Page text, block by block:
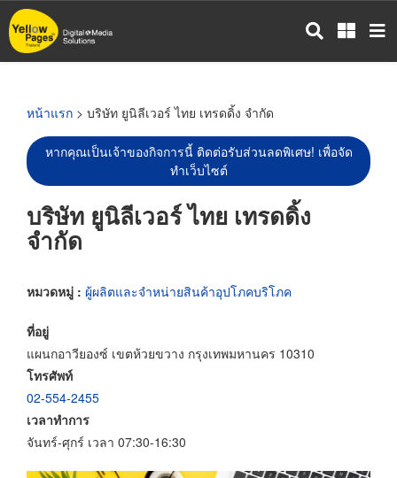
ข้าม
ไป
หน้าแรก > บริษัท ยูนิลีเวอร์ ไทย เทรดดิ้ง จำกัด
หากคุณเป็นเจ้าของกิจการนี้ ติดต่อรับส่วนลดพิเศษ! เพื่อจัด
ทำเว็บไซต์
บริษัท ยูนิลีเวอร์ ไทย เทรดดิ้ง
จำกัด
หมวดหมู่ : ผู้ผลิตและจำหน่ายสินค้าอุปโภคบริโภค
ที่อยู่
แผนกอาวียองซ์ เขตห้วยขวาง กรุงเทพมหานคร 10310
โทรศัพท์
02-554-2455
เวลาทำการ
จันทร์-ศุกร์ เวลา 07:30-16:30